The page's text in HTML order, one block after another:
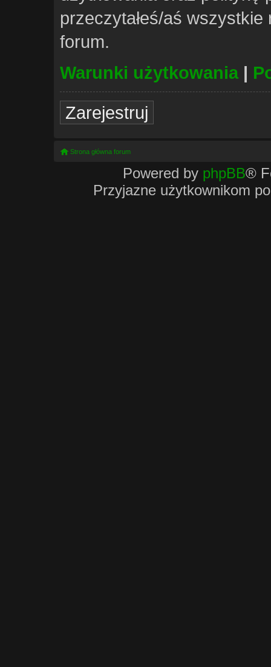
przeczytałeś/aś
forum.
Warunki użytkowania|
Zarejestruj
Strona główna forum
Powered by phpBB®
Przyjazne użytkownikom